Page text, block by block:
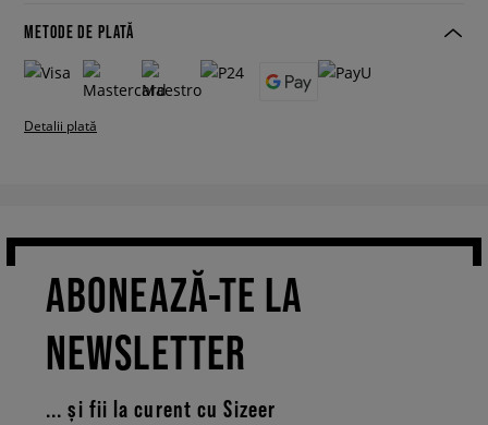
METODE DE PLATĂ
Detalii plată
ABONEAZĂ-TE LA
NEWSLETTER
... și fii la curent cu Sizeer